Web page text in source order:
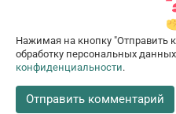
Нажимая на кнопку "Отправить
обработку персональных
конфиденциальности.